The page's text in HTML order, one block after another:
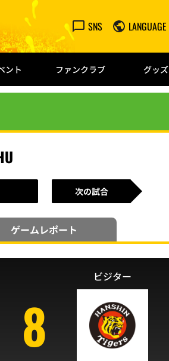
SNS LANGUAGE
ント ファンクラブ グッズ
次の試合
ゲームレポート
8
ビジター